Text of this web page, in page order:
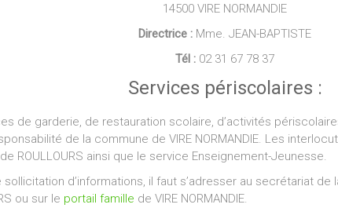
14500 VIRE NORMANDIE
Directrice : Mme. JEAN-BAPTISTE
Tél : 02 31 67 78 37
Services périscolaires :
de garderie, de restauration scolaire, d’activités
de la commune de VIRE NORMANDIE. Les
ROULLOURS ainsi que le service Enseignement-Jeunesse.
sollicitation d’informations, il faut s’adresser au secrétariat de
ou sur le portail famille de VIRE NORMANDIE.